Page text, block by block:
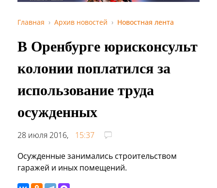
Главная Архив новостей Новостная лента
В Оренбурге юрисконсульт
колонии поплатился за
использование труда
осужденных
28 июля 2016,
15:37
Осужденные занимались строительством
гаражей и иных помещений.